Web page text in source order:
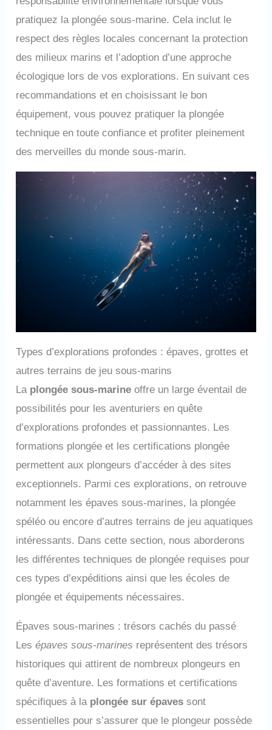
pratiquez la plongée sous-marine. Cela inclut le
respect des règles locales concernant la protection
des milieux marins et l’adoption d’une approche
écologique lors de vos explorations. En suivant ces
recommandations et en choisissant le bon
équipement, vous pouvez pratiquer la plongée
technique en toute confiance et profiter pleinement
des merveilles du monde sous-marin.
Types d’explorations profondes : épaves, grottes et
autres terrains de jeu sous-marins
La plongée sous-marine offre un large éventail de
possibilités pour les aventuriers en quête
d’explorations profondes et passionnantes. Les
formations plongée et les certifications plongée
permettent aux plongeurs d’accéder à des sites
exceptionnels. Parmi ces explorations, on retrouve
notamment les épaves sous-marines, la plongée
spéléo ou encore d’autres terrains de jeu aquatiques
intéressants. Dans cette section, nous aborderons
les différentes techniques de plongée requises pour
ces types d’expéditions ainsi que les écoles de
plongée et équipements nécessaires.
Épaves sous-marines : trésors cachés du passé
Lesépaves sous-marines représentent des trésors
historiques qui attirent de nombreux plongeurs en
quête d’aventure. Les formations et certifications
spécifiques à la plongée sur épaves sont
essentielles pour s’assurer que le plongeur possède